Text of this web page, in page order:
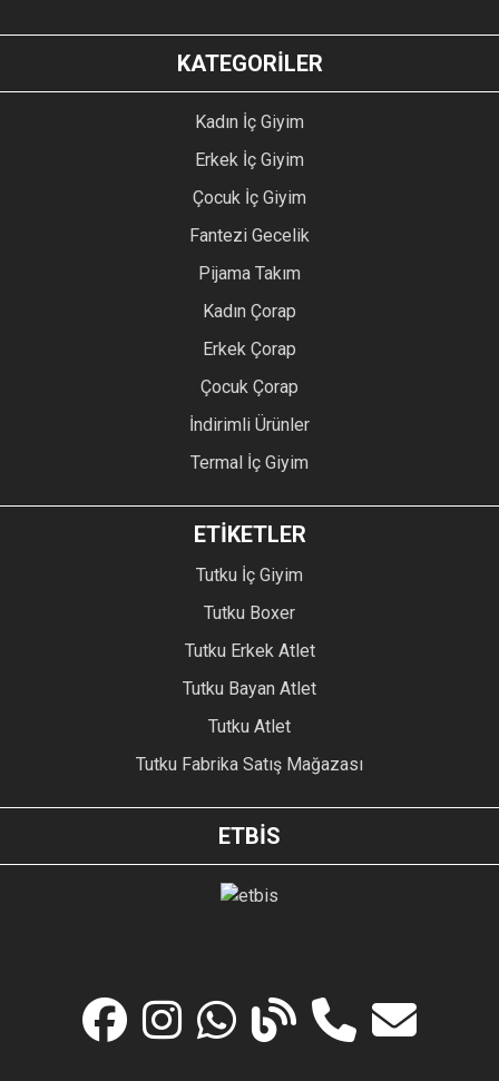
KATEGORİLER
Kadın İç Giyim
Erkek İç Giyim
Çocuk İç Giyim
Fantezi Gecelik
Pijama Takım
Kadın Çorap
Erkek Çorap
Çocuk Çorap
İndirimli Ürünler
Termal İç Giyim
ETİKETLER
Tutku İç Giyim
Tutku Boxer
Tutku Erkek Atlet
Tutku Bayan Atlet
Tutku Atlet
Tutku Fabrika Satış Mağazası
ETBİS